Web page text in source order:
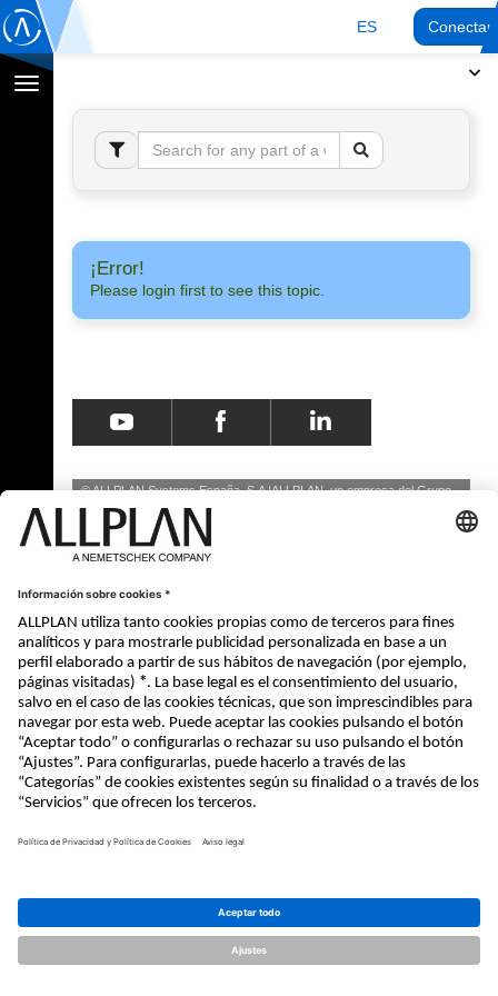
ES
Cambiar
navegación
¡Error!
Please login first to see this topic.
© ALLPLAN Systems España, S.A ALLPLAN, un empresa delGrupo
Nemetschek